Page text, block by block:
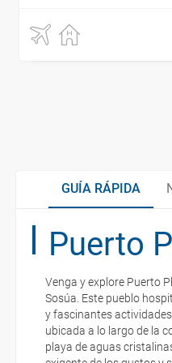
GUÍA RÁPIDA
Puerto
Venga y explore Puerto
Sosúa. Este pueblo
y fascinantes
ubicada a lo largo de la
playa de aguas
Cayo Arena
Cayo Levantado
Bahía de las Águilas
La perfecta mezcla
¿Cómo llegar desde
Asistencia sanitaria
La documentación de tu
esté realizado
Respecto a las tarjetas de